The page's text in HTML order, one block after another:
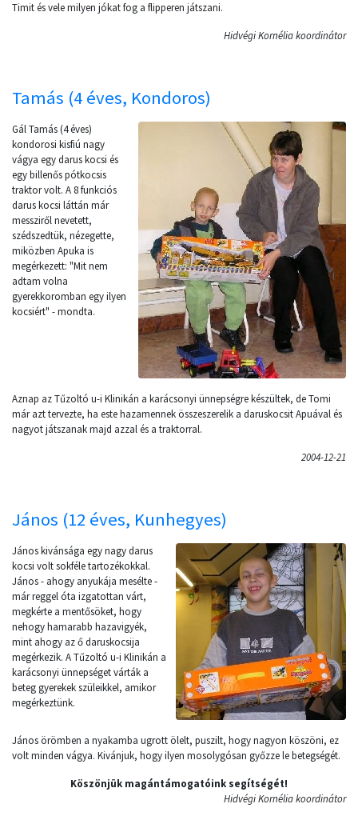
Timit és vele milyen jókat fog a flipperen játszani.
Hidvégi Kornélia koordinátor
Tamás (4 éves, Kondoros)
Gál Tamás (4 éves)
kondorosi kisfiú nagy
vágya egy darus kocsi és
egy billenős pótkocsis
traktor volt. A 8 funkciós
darus kocsi láttán már
messziről nevetett,
szédszedtük, nézegette,
miközben Apuka is
megérkezett: "Mit nem
adtam volna
gyerekkoromban egy ilyen
kocsiért" - mondta.
Aznap az Tűzoltó u-i Klinikán a karácsonyi ünnepségre készültek, de Tomi
már azt tervezte, ha este hazamennek összeszerelik a daruskocsit Apuával és
nagyot játszanak majd azzal és a traktorral.
2004-12-21
János (12 éves, Kunhegyes)
János kivánsága egy nagy darus
kocsi volt sokféle tartozékokkal.
János - ahogy anyukája mesélte -
már reggel óta izgatottan várt,
megkérte a mentősöket, hogy
nehogy hamarabb hazavigyék,
mint ahogy az ő daruskocsija
megérkezik. A Tűzoltó u-i Klinikán a
karácsonyi ünnepséget várták a
beteg gyerekek szüleikkel, amikor
megérkeztünk.
János örömben a nyakamba ugrott ölelt, puszilt, hogy nagyon köszöni, ez
volt minden vágya. Kivánjuk, hogy ilyen mosolygósan győzze le betegségét.
Köszönjük magántámogatóink segítségét!
Hidvégi Kornélia koordinátor